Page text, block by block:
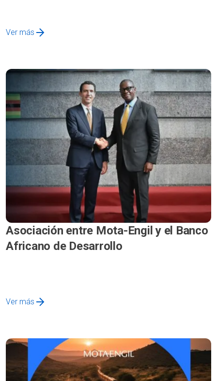
Ver más
Asociación entre Mota-Engil y el Banco
Africano de Desarrollo
Ver más